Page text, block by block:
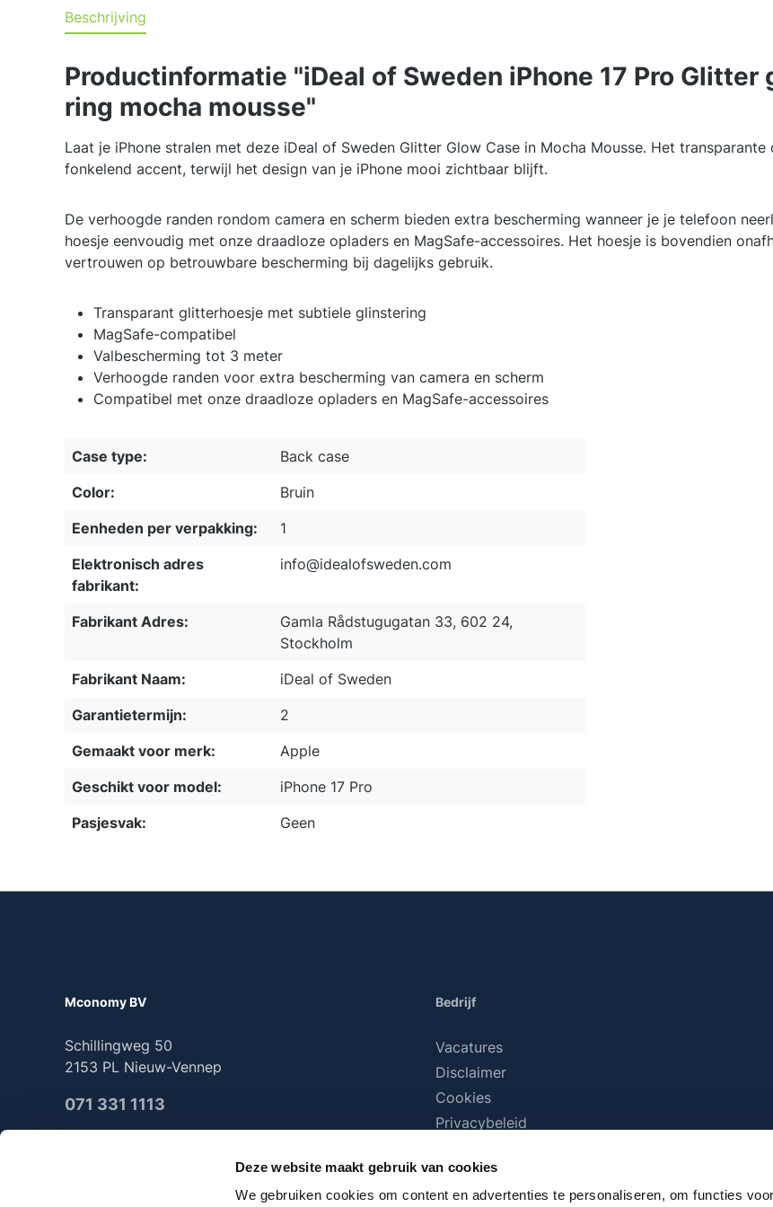
Deze website maakt gebruik van cookies
We gebruiken cookies om content en advertenties te personaliseren, om functies
Beschrijving
Productinformatie "iDeal of Sweden iPhone 17 Pro
ring mocha mousse"
Laat je iPhone stralen met deze iDeal of Sweden Glitter Glow Case in Mocha Mousse. Het
fonkelend accent, terwijl het design van je iPhone mooi zichtbaar blijft.
De verhoogde randen rondom camera en scherm bieden extra bescherming wanneer je je telefoon
hoesje eenvoudig met onze draadloze opladers en MagSafe-accessoires. Het hoesje is bovendien
vertrouwen op betrouwbare bescherming bij dagelijks gebruik.
Transparant glitterhoesje met subtiele glinstering
MagSafe-compatibel
Valbescherming tot 3 meter
Verhoogde randen voor extra bescherming van camera en scherm
Compatibel met onze draadloze opladers en MagSafe-accessoires
Case type:
Back case
Color:
Bruin
Eenheden per verpakking:
1
Elektronisch adres
fabrikant:
info@idealofsweden.com
Fabrikant Adres:
Gamla Rådstugugatan 33, 602 24,
Stockholm
Fabrikant Naam:
iDeal of Sweden
Garantietermijn:
2
Gemaakt voor merk:
Apple
Geschikt voor model:
iPhone 17 Pro
Pasjesvak:
Geen
Mconomy BV
Schillingweg 50
2153 PL Nieuw-Vennep
071 331 1113
Bedrijf
Vacatures
Disclaimer
Cookies
Privacybeleid